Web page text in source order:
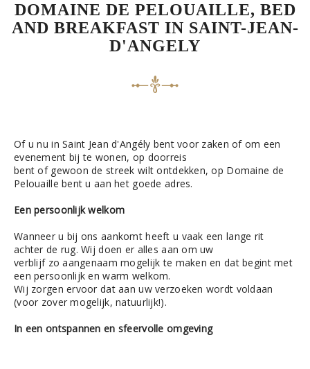
DOMAINE DE PELOUAILLE, BED
AND BREAKFAST IN SAINT-JEAN-
D'ANGELY
Of u nu in Saint Jean d'Angély bent voor zaken of om een
evenement bij te wonen, op doorreis
bent of gewoon de streek wilt ontdekken, op Domaine de
Pelouaille bent u aan het goede adres.
Een persoonlijk welkom
Wanneer u bij ons aankomt heeft u vaak een lange rit
achter de rug. Wij doen er alles aan om uw
verblijf zo aangenaam mogelijk te maken en dat begint met
een persoonlijk en warm welkom.
Wij zorgen ervoor dat aan uw verzoeken wordt voldaan
(voor zover mogelijk, natuurlijk!).
In een ontspannen en sfeervolle omgeving